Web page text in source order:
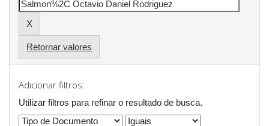
Retornar valores
Adicionar filtros:
Utilizar filtros para refinar o resultado de busca.